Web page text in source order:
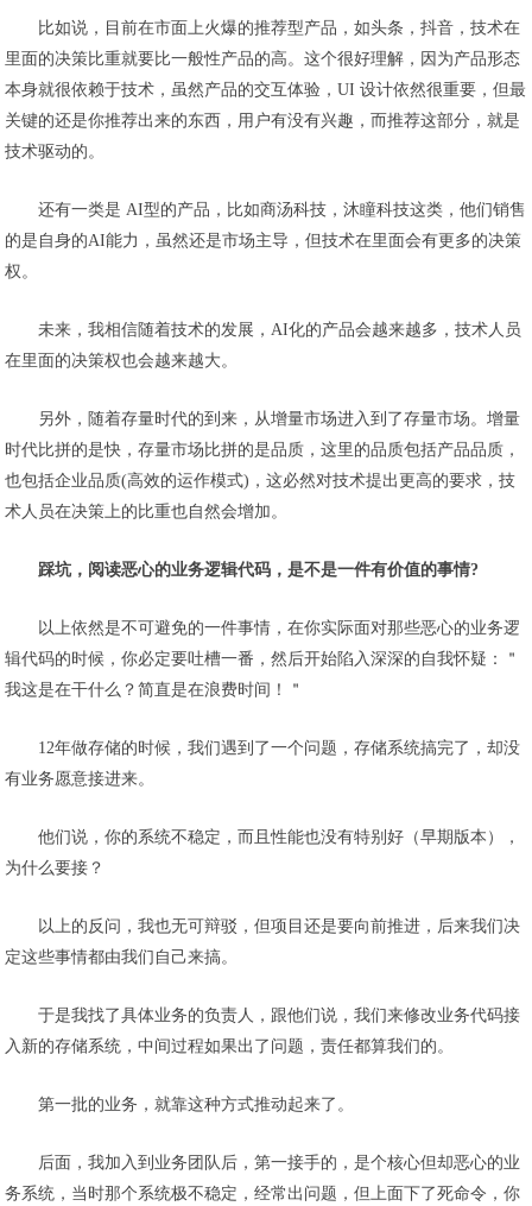
比如说，目前在市面上火爆的推荐型产品，如头条，抖音 ，技术在
里面的决策比重就要比一般性产品的高。这个很好理解，因为产品形态
本身就很依赖于技术，虽然产品的交互体验，UI 设计依然很重要，但最
关键的还是你推荐出来的东西，用户有没有兴趣，而推荐这部分，就是
技术驱动的。
还有一类是 AI型的产品，比如商汤科技，沐瞳科技这类，他们销售
的是自身的AI能力，虽然还是市场主导，但技术在里面会有更多的决策
权。
未来，我相信随着技术的发展，AI化的产品会越来越多，技术人员
在里面的决策权也会越来越大。
另外，随着存量时代的到来，从增量市场进入到了存量市场。增量
时代比拼的是快，存量市场比拼的是品质，这里的品质包括产品品质，
也包括企业品质(高效的运作模式)，这必然对技术提出更高的要求，技
术人员在决策上的比重也自然会增加。
踩坑，阅读恶心的业务逻辑代码，是不是一件有价值的事情?
以上依然是不可避免的一件事情，在你实际面对那些恶心的业务逻
辑代码的时候，你必定要吐槽一番，然后开始陷入深深的自我怀疑：＂
我这是在干什么？简直是在浪费时间！＂
12年做存储的时候，我们遇到了一个问题，存储系统搞完了，却没
有业务愿意接进来。
他们说，你的系统不稳定，而且性能也没有特别好（早期版本），
为什么要接？
以上的反问，我也无可辩驳，但项目还是要向前推进，后来我们决
定这些事情都由我们自己来搞。
于是我找了具体业务的负责人，跟他们说，我们来修改业务代码接
入新的存储系统，中间过程如果出了问题，责任都算我们的。
第一批的业务，就靠这种方式推动起来了。
后面，我加入到业务团队后，第一接手的，是个核心但却恶心的业
务系统，当时那个系统极不稳定，经常出问题，但上面下了死命令，你